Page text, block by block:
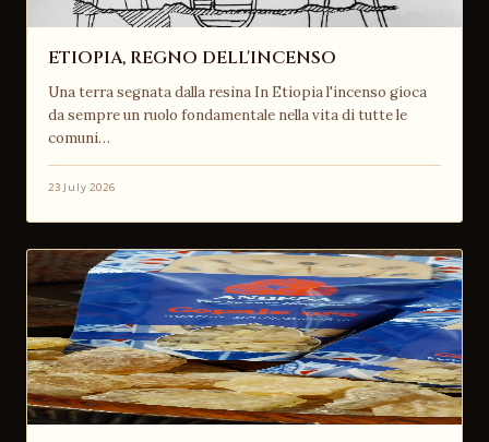
ETIOPIA, REGNO DELL'INCENSO
Una terra segnata dalla resina In Etiopia l'incenso gioca
da sempre un ruolo fondamentale nella vita di tutte le
comuni…
23 July 2026